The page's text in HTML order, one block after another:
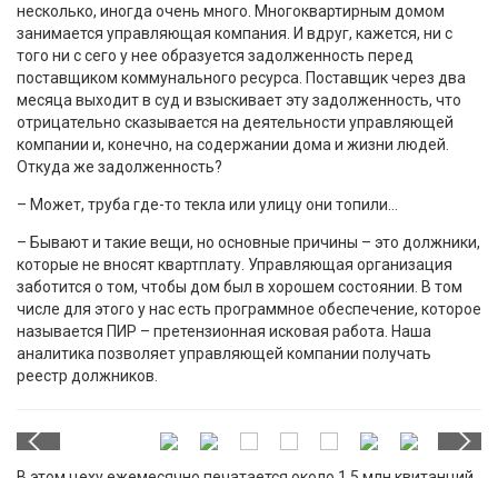
несколько, иногда очень много. Многоквартирным домом
занимается управляющая компания. И вдруг, кажется, ни с
того ни с сего у нее образуется задолженность перед
поставщиком коммунального ресурса. Поставщик через два
месяца выходит в суд и взыскивает эту задолженность, что
отрицательно сказывается на деятельности управляющей
компании и, конечно, на содержании дома и жизни людей.
Откуда же задолженность?
– Может, труба где-то текла или улицу они топили…
– Бывают и такие вещи, но основные причины – это должники,
которые не вносят квартплату. Управляющая организация
заботится о том, чтобы дом был в хорошем состоянии. В том
числе для этого у нас есть программное обеспечение, которое
называется ПИР – претензионная исковая работа. Наша
аналитика позволяет управляющей компании получать
реестр должников.